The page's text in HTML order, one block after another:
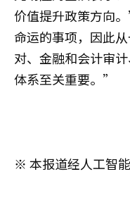
价值提升政策方向
命运的事项，因此
对、金融和会计审
体系至关重要。”
※ 本报道经人工智